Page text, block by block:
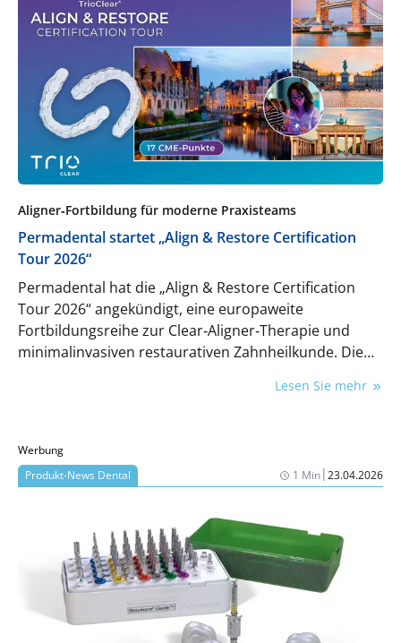
Aligner‑Fortbildung für moderne Praxisteams
Permadental startet „Align & Restore Certification
Tour 2026“
Permadental hat die „Align & Restore Certification
Tour 2026“ angekündigt, eine europaweite
Fortbildungsreihe zur Clear‑Aligner‑Therapie und
minimalinvasiven restaurativen Zahnheilkunde. Die
und deren Praxisteams. Die Termine für mehrere
Lesen Sie mehr
Werbung
Produkt-News Dental
1 Min|23.04.2026